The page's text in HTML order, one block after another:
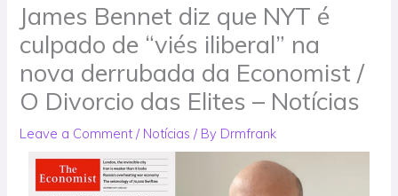
James Bennet diz que NYT é
culpado de “viés iliberal” na
nova derrubada da Economist /
O Divorcio das Elites – Notícias
Leave a Comment / Notícias / By Drmfrank